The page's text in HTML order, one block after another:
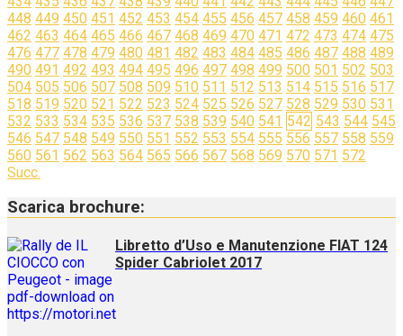
448 449 450 451 452 453 454 455 456 457 458 459 460 461
462 463 464 465 466 467 468 469 470 471 472 473 474 475
476 477 478 479 480 481 482 483 484 485 486 487 488 489
490 491 492 493 494 495 496 497 498 499 500 501 502 503
504 505 506 507 508 509 510 511 512 513 514 515 516 517
518 519 520 521 522 523 524 525 526 527 528 529 530 531
532 533 534 535 536 537 538 539 540 541 542 543 544 545
546 547 548 549 550 551 552 553 554 555 556 557 558 559
560 561 562 563 564 565 566 567 568 569 570 571 572
Succ.
Scarica brochure:
Libretto d’Uso e Manutenzione FIAT 124
Spider Cabriolet 2017